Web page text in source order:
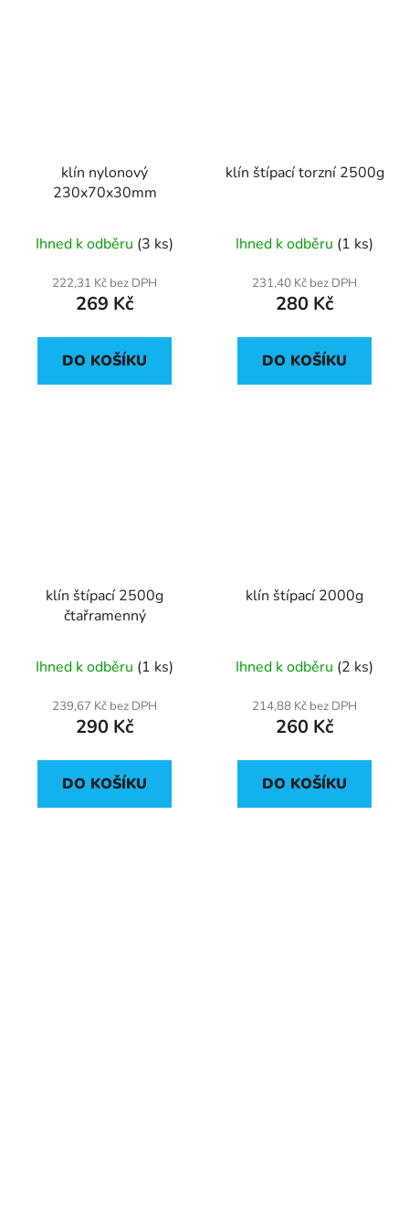
klín nylonový
230x70x30mm
Ihned k odběru (3 ks)
222,31 Kč bez DPH
269 Kč
DO KOŠÍKU
klín štípací torzní 2500g
Ihned k odběru (1 ks)
231,40 Kč bez DPH
280 Kč
DO KOŠÍKU
klín štípací 2500g
čtařramenný
Ihned k odběru (1 ks)
239,67 Kč bez DPH
290 Kč
DO KOŠÍKU
klín štípací 2000g
Ihned k odběru (2 ks)
214,88 Kč bez DPH
260 Kč
DO KOŠÍKU